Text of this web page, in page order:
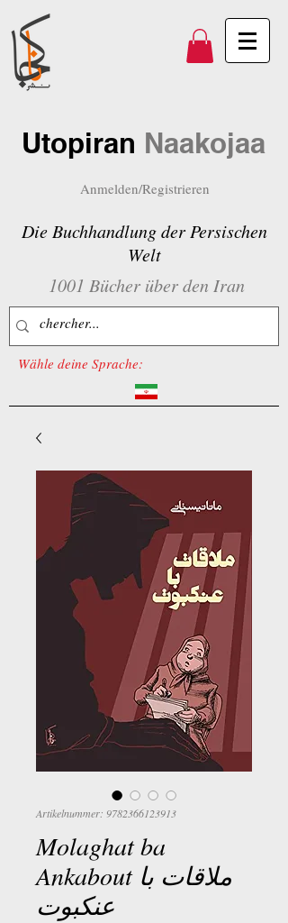
Utopiran Naakojaa
Anmelden/Registrieren
Die Buchhandlung der Persischen
Welt
1001 Bücher über den Iran
Wähle deine Sprache:
Artikelnummer: 9782366123913
Molaghat ba
Ankabout ملاقات با
عنکبوت